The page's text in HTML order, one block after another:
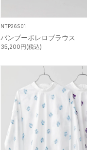
NTP26S01
バンブーボレロブラウス
35,200円(税込)